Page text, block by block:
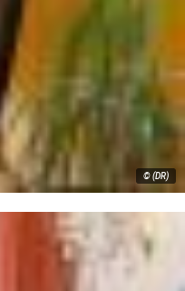
© (DR)